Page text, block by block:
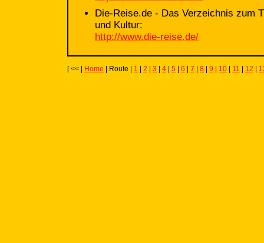
Die-Reise.de - Das Verzeichnis zum
und Kultur:
http://www.die-reise.de/
[ << | Home | Route | 1 | 2 | 3 | 4 | 5 | 6 | 7 | 8 | 9 | 10 | 11 | 12 |